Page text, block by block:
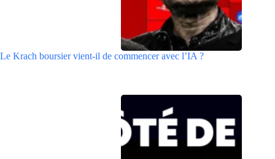
Le Krach boursier vient-il de commencer avec l’IA ?